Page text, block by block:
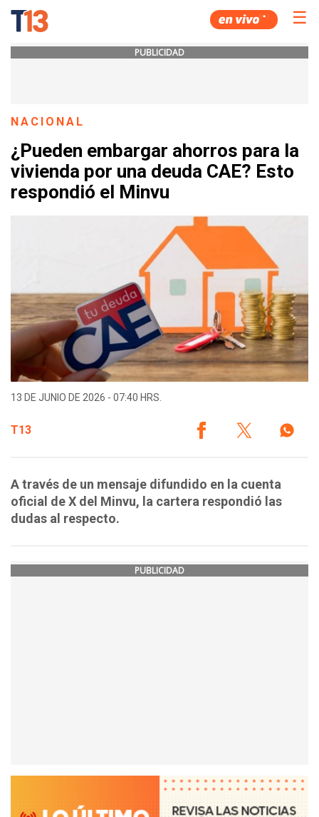
☰
PUBLICIDAD
NACIONAL
¿Pueden embargar ahorros para la
vivienda por una deuda CAE? Esto
respondió el Minvu
13 DE JUNIO DE 2026 - 07:40 HRS.
T13
A través de un mensaje difundido en la cuenta
oficial de X del Minvu, la cartera respondió las
dudas al respecto.
PUBLICIDAD